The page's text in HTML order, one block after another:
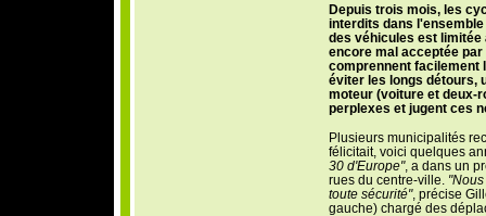
Depuis trois mois, les
interdits dans
des véhicules est limitée
encore mal acceptée
comprennent facilement
éviter les longs détours,
moteur (voiture et deux-
perplexes et jugent ces
Plusieurs municipalités
félicitait, voici quelques
30 d'Europe", a dans un
rues du centre-ville.
toute sécurité", précise
gauche) chargé des